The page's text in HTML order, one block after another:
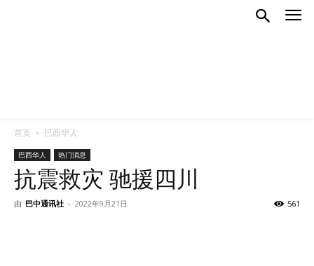
首页 巴西华人
巴西华人 热门消息
抗震救灾 驰援四川
由 巴中通讯社 - 2022年9月21日 561